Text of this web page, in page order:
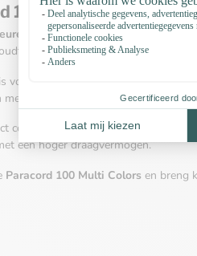
100 Multi-kleuren –
het Paracord 100 Type I-
Met een diameter van slechts
vooral populair bij hobbyisten die
ofneonvoor
compleet met bijpassende
een hoger draagvermogen.
Paracord 100 Multi Colors en breng